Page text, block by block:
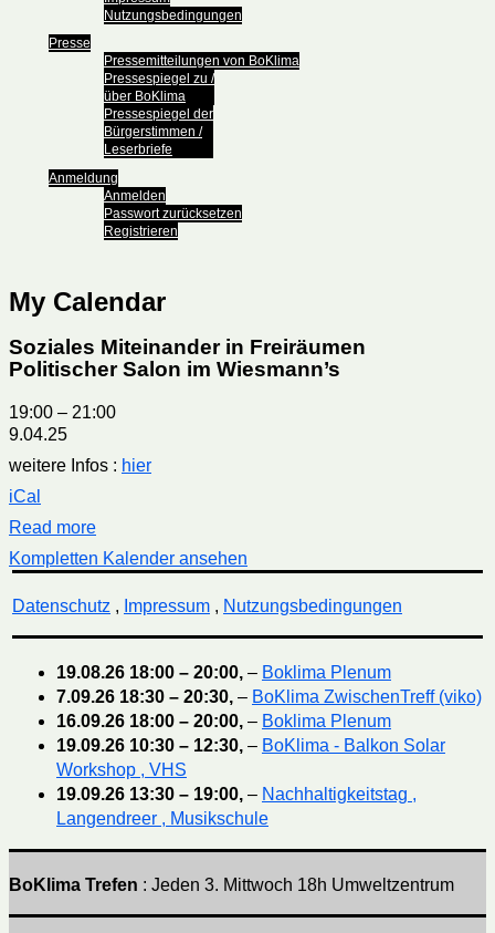
Nutzungsbedingungen
Presse
Pressemitteilungen von BoKlima
Pressespiegel zu /
über BoKlima
Pressespiegel der
Bürgerstimmen /
Leserbriefe
Anmeldung
Anmelden
Passwort zurücksetzen
Registrieren
My Calendar
Soziales Miteinander in Freiräumen
Politischer Salon im Wiesmann’s
19:00 – 21:00
9.04.25
weitere Infos : hier
iCal
Read more
Kompletten Kalender ansehen
Datenschutz , Impressum, Nutzungsbedingungen
19.08.26 18:00 – 20:00, – Boklima Plenum
7.09.26 18:30 – 20:30, – BoKlima ZwischenTreff (viko)
16.09.26 18:00 – 20:00, – Boklima Plenum
19.09.26 10:30 – 12:30, – BoKlima - Balkon Solar
Workshop , VHS
19.09.26 13:30 – 19:00, – Nachhaltigkeitstag ,
Langendreer , Musikschule
BoKlima Trefen : Jeden 3. Mittwoch 18h Umweltzentrum